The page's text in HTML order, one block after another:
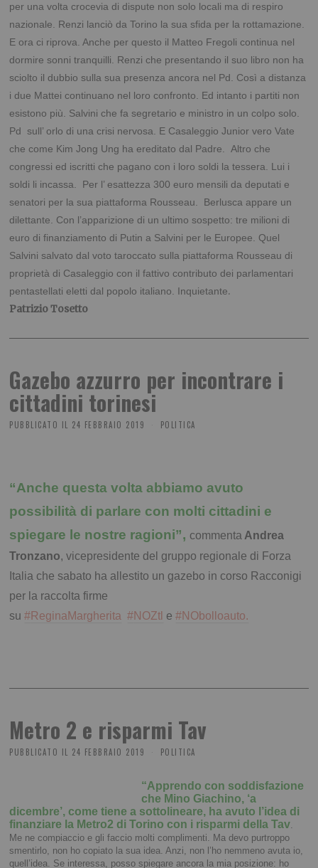
per una volta crocevia di dispute non solo locali ma di respiro
nazionale. Renzi lanciò da Torino la sua sfida per la rottamazione.
E ora ci riprova. Anche per questo il Matteo Fregoli continua nel
dormire sonni tranquilli. Renzi che presentando il suo libro non ha
sciolto il dubbio sulla sua presenza ancora nel Pd. Così a distanza
i due Mattei continuano nel loro confronto. Ed intanto i partiti non
esistono più. Salvini che fa segretario e ministro in un colpo solo.
Pd sull’ orlo di una crisi nervosa. E Casaleggio Junior vero Vate
che come Kim Jong Ung ha ereditato dal Padre. Altro che
congressi ed iscritti che pagano con i loro soldi la tessera. Lui i
soldi li incassa. Per l’ esattezza 300 euro mensili da deputati e
senatori per la sua piattaforma Rousseau. Berlusca appare un
dilettante. Con l’apparizione di un ultimo sospetto: tre milioni di
euro di finanziamento di Putin a Salvini per le Europee. Quel
Salvini salvato dal voto taroccato sulla piattaforma Rousseau di
proprietà di Casaleggio con il fattivo contributo dei parlamentari
pentastellati eletti dal popolo italiano. Inquietante.
Patrizio Tosetto
Gazebo azzurro per incontrare i
cittadini torinesi
PUBBLICATO IL 24 FEBBRAIO 2019 POLITICA
“Anche questa volta abbiamo avuto
possibilità di parlare con molti cittadini e
spiegare le nostre ragioni”, commentaAndrea
Tronzano, vicepresidente del gruppo regionale di Forza
Italia che sabato ha allestito un gazebo in corso Racconigi
per la raccolta firme
su#ReginaMargherita #NOZtl e#NObolloauto.
Metro 2 e risparmi Tav
PUBBLICATO IL 24 FEBBRAIO 2019 POLITICA
“Apprendo con soddisfazione
che Mino Giachino, ‘a
dicembre’, come tiene a sottolineare, ha avuto l’idea di
finanziare la Metro2 di Torino con i risparmi della Tav
Me ne compiaccio e gli faccio molti complimenti. Ma devo purtroppo
smentirlo, non ho copiato la sua idea. Anzi, non l’ho nemmeno avuta io,
quell’idea. Se interessa, posso spiegare ancora la mia posizione: ho